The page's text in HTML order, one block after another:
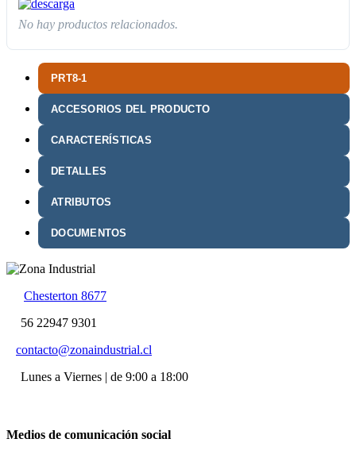
PRT8-1
ACCESORIOS DEL PRODUCTO
CARACTERÍSTICAS
DETALLES
ATRIBUTOS
DOCUMENTOS
No hay productos relacionados.
Chesterton 8677
56 22947 9301
contacto@zonaindustrial.cl
Lunes a Viernes | de 9:00 a 18:00
Medios de comunicación social